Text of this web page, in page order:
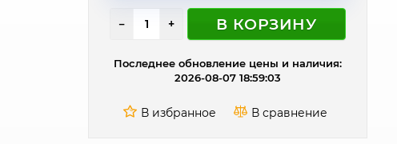
− + В КОРЗИНУ
Последнее обновление цены и наличия:
2026-08-07 18:59:03